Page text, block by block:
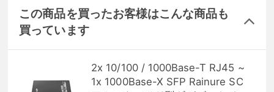
この商品を買ったお客様はこんな商品も
買っています
2x 10/100 / 1000Base-T RJ45 ~
1x 1000Base-X SFP Rainure SC